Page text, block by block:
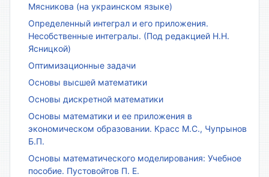
Мясникова (на украинском языке)
Определенный интеграл и его приложения.
Несобственные интегралы. (Под редакцией Н.Н.
Ясницкой)
Оптимизационные задачи
Основы высшей математики
Основы дискретной математики
Основы математики и ее приложения в
экономическом образовании. Красс М.С., Чупрынов
Б.П.
Основы математического моделирования: Учебное
пособие. Пустовойтов П. Е.